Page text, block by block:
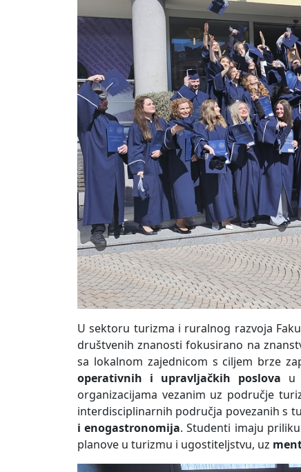
U sektoru turizma i ruralnog razvoja
društvenih znanosti fokusirano na
sa lokalnom zajednicom s ciljem brze
operativnih i upravljačkih poslova u
organizacijama vezanim uz područje
interdisciplinarnih područja povezanih s
i enogastronomija. Studenti imaju
planove u turizmu i ugostiteljstvu, uz